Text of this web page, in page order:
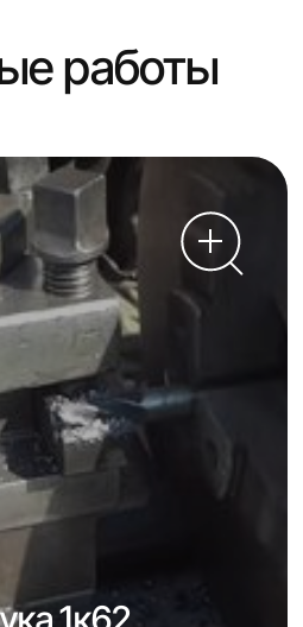
работы